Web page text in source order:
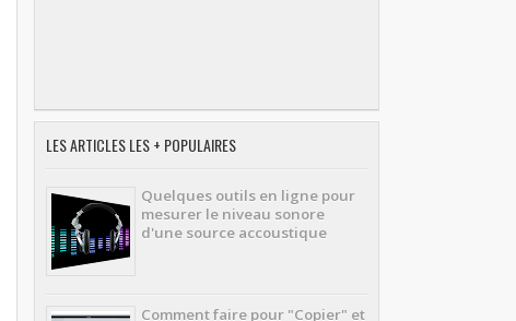
LES ARTICLES LES + POPULAIRES
Quelques outils en ligne pour
mesurer le niveau sonore
d'une source accoustique
Comment faire pour "Copier" et